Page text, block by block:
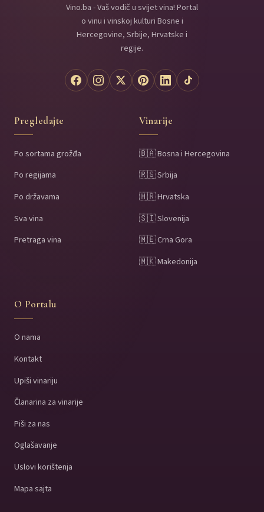
Vino.ba - Vaš vodič u svijet vina! Portal
o vinu i vinskoj kulturi Bosne i
Hercegovine, Srbije, Hrvatske i
regije.
Pregledajte
Po sortama grožđa
Po regijama
Po državama
Sva vina
Pretraga vina
Vinarije
🇧🇦 Bosna i Hercegovina
🇷🇸 Srbija
🇭🇷 Hrvatska
🇸🇮 Slovenija
🇲🇪 Crna Gora
🇲🇰 Makedonija
O Portalu
O nama
Kontakt
Upiši vinariju
Članarina za vinarije
Piši za nas
Oglašavanje
Uslovi korištenja
Mapa sajta